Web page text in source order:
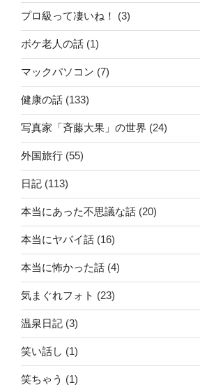
プロ級って凄いね！ (3)
ボケ老人の話 (1)
マックパソコン (7)
健康の話 (133)
写真家「斉藤大果」の世界 (24)
外国旅行 (55)
日記 (113)
本当にあった不思議な話 (20)
本当にヤバイ話 (16)
本当に怖かった話 (4)
気まぐれフォト (23)
温泉日記 (3)
笑い話し (1)
笑ちゃう (1)